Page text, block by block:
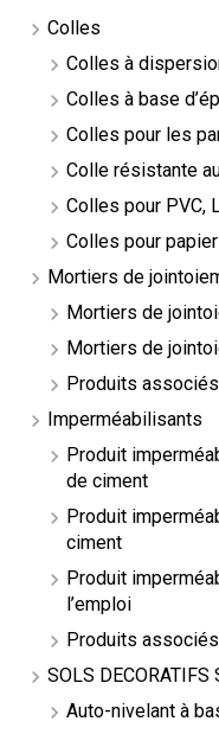
Colles
Colles à
Colles à base
Colles pour les
Colle résistante
Colles pour PVC,
Colles pour
Mortiers de
Mortiers de
Mortiers de
Produits associés
Imperméabilisants
Produit
de ciment
Produit
ciment
Produit
l’emploi
Produits associés
SOLS DECORATIFS
Auto-nivelant à